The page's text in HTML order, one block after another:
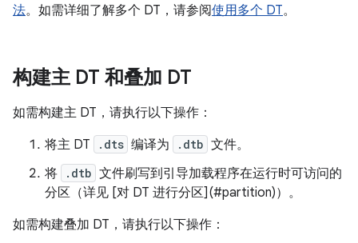
法。如需详细了解多个 DT，请参阅使用多个 DT。
构建主 DT 和叠加 DT
如需构建主 DT，请执行以下操作：
将主 DT
.dts 编译为 .dtb 文件。
将
.dtb 文件刷写到引导加载程序在运行时可访问的
分区（详见 [对 DT 进行分区](#partition)）。
如需构建叠加 DT，请执行以下操作：